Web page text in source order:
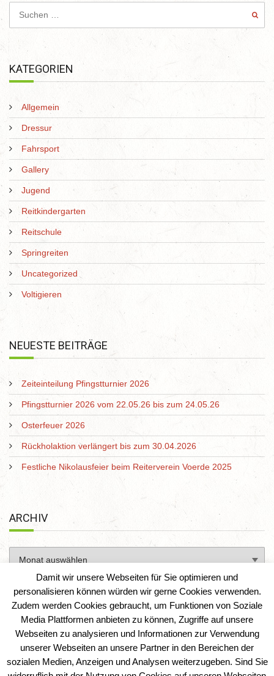
KATEGORIEN
Allgemein
Dressur
Fahrsport
Gallery
Jugend
Reitkindergarten
Reitschule
Springreiten
Uncategorized
Voltigieren
NEUESTE BEITRÄGE
Zeiteinteilung Pfingstturnier 2026
Pfingstturnier 2026 vom 22.05.26 bis zum 24.05.26
Osterfeuer 2026
Rückholaktion verlängert bis zum 30.04.2026
Festliche Nikolausfeier beim Reiterverein Voerde 2025
ARCHIV
Reiterverein Voerde e. V. | IT-Solution-AD
Damit wir unsere Webseiten für Sie optimieren und
personalisieren können würden wir gerne Cookies verwenden.
Zudem werden Cookies gebraucht, um Funktionen von Soziale
Media Plattformen anbieten zu können, Zugriffe auf unsere
Webseiten zu analysieren und Informationen zur Verwendung
unserer Webseiten an unsere Partner in den Bereichen der
sozialen Medien, Anzeigen und Analysen weiterzugeben. Sind Sie